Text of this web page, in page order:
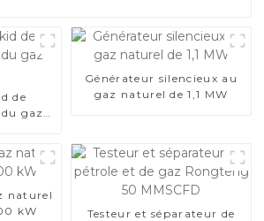
de
gaz
Générateur silencieux au
gaz naturel de 1,1 MW
naturel
kW
Testeur et séparateur de